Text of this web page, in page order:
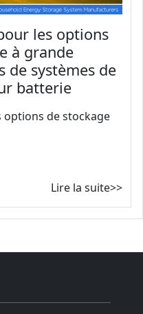
les options
à grande
de systèmes de
batterie
de stockage
Lire la suite>>